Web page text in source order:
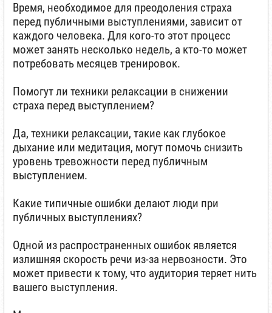
Время, необходимое для преодоления страха
перед публичными выступлениями, зависит от
каждого человека. Для кого-то этот процесс
может занять несколько недель, а кто-то может
потребовать месяцев тренировок.
Помогут ли техники релаксации в снижении
страха перед выступлением?
Да, техники релаксации, такие как глубокое
дыхание или медитация, могут помочь снизить
уровень тревожности перед публичным
выступлением.
Какие типичные ошибки делают люди при
публичных выступлениях?
Одной из распространенных ошибок является
излишняя скорость речи из-за нервозности. Это
может привести к тому, что аудитория теряет нить
вашего выступления.